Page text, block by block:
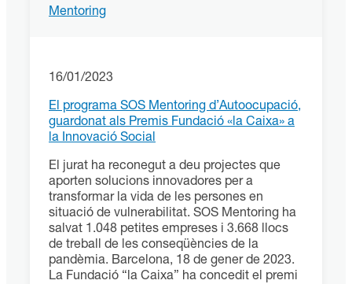
Mentoring
16/01/2023
El programa SOS Mentoring d’Autoocupació,
guardonat als Premis Fundació «la Caixa» a
la Innovació Social
El jurat ha reconegut a deu projectes que
aporten solucions innovadores per a
transformar la vida de les persones en
situació de vulnerabilitat. SOS Mentoring ha
salvat 1.048 petites empreses i 3.668 llocs
de treball de les conseqüències de la
pandèmia. Barcelona, 18 de gener de 2023.
La Fundació “la Caixa” ha concedit el premi